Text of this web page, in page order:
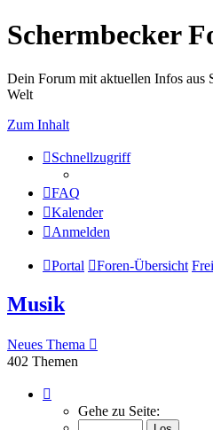
Schermbecker
Dein Forum mit aktuellen Infos aus
Welt
Zum Inhalt
Schnellzugriff
FAQ
Kalender
Anmelden
Portal Foren-Übersicht
Musik
Neues Thema
402 Themen
von
Gehe zu Seite: